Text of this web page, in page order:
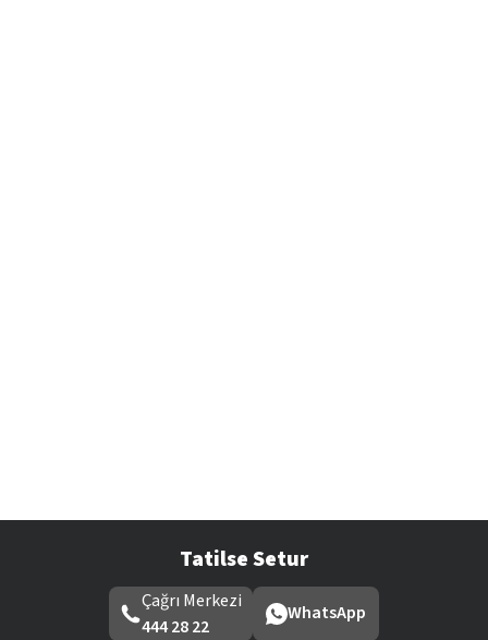
Tatilse Setur
Çağrı Merkezi
444 28 22
WhatsApp